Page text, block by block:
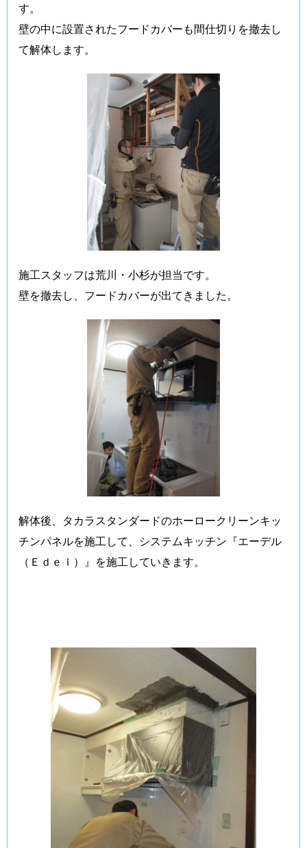
す。
壁の中に設置されたフードカバーも間仕切りを撤去し
て解体します。
施工スタッフは荒川・小杉が担当です。
壁を撤去し、フードカバーが出てきました。
解体後、タカラスタンダードのホーロークリーンキッ
チンパネルを施工して、システムキッチン『エーデル
（Ｅｄｅｌ）』を施工していきます。